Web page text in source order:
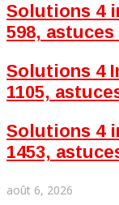
Solutions 4
598,
Solutions 4
1105,
Solutions 4
1453,
août 6, 2026